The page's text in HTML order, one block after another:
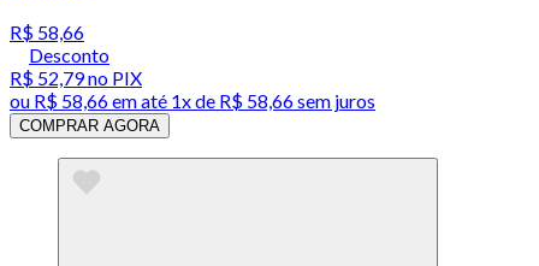
R$ 58,66
Desconto
R$ 52,79no PIX
ou R$ 58,66em até 1x de R$ 58,66sem juros
COMPRAR AGORA